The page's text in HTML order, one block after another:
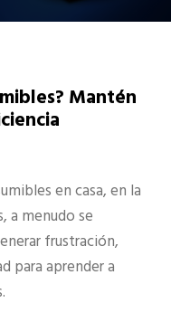
Mantén
en casa, en la
a menudo se
frustración,
para aprender a